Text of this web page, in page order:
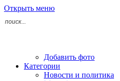
Открыть меню
Добавить фото
Категории
Новости и политика